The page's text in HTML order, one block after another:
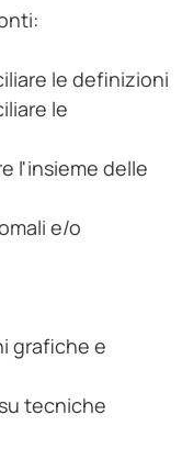
le definizioni
le
l'insieme delle
e/o
grafiche e
tecniche